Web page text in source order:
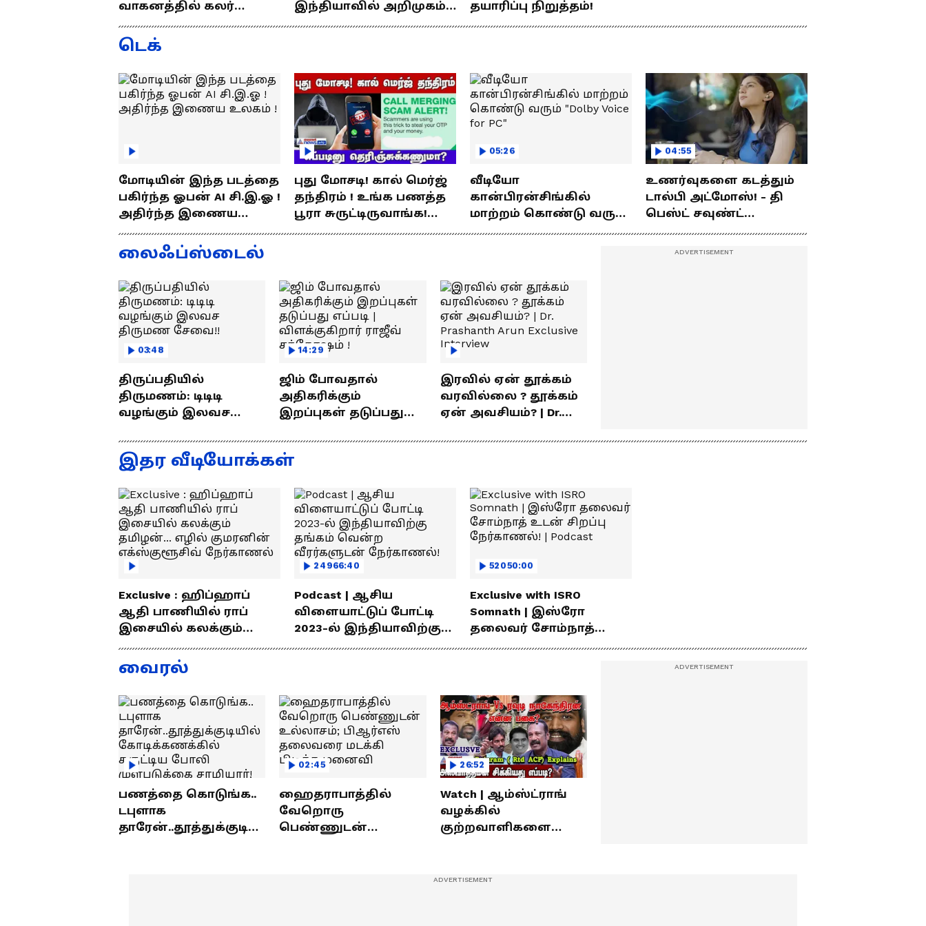
பல்லாயிரக்கணக்கான பக்தர்கள் நேற்று இரவு முதலே சமய புரத்தில் குவிந்த
வண்ணம் உள்ளனர். விழாவிற்கான ஏற்பாடுகளை சமயபுரம் மாரியம்மன் கோவில்
இணை ஆணையர் கல்யாணி தலைமையில் கோவில் பணியாளர்கள் மற்றும்
கண்காணிப்பாளர் வருண் குமார் தலைமையில் சுமார் 1000க்கும் மேற்பட்ட போலீசார்
பாதுகாப்பு பணியில் ஈடுப்பட்டனர்.
வாகனத்தில் கலர்
ஸ்டிக்கர் இல்லேனா
ரூ.5000 அபராதம் !
இந்தியாவில் அறிமுகம்!
ஒரே சார்ஜில் 307கி.மீ
தயாரிப்பு நிறுத்தம்!
டெக்
மோடியின் இந்த படத்தை
பகிர்ந்த ஓபன் AI சி.இ.ஓ !
அதிர்ந்த இணைய
உலகம் !
புது மோசடி! கால் மெர்ஜ்
தந்திரம் ! உங்க பணத்த
பூரா சுருட்டிருவாங்க!
எப்படினு
05:26
வீடியோ
கான்பிரன்சிங்கில்
மாற்றம் கொண்டு வரும்
"Dolby Voice for PC"
04:55
உணர்வுகளை கடத்தும்
டால்பி அட்மோஸ்! - தி
பெஸ்ட் சவுண்ட்
எக்ஸ்பீரியன்ஸ்
லைஃப்ஸ்டைல்
03:48
திருப்பதியில்
திருமணம்: டிடிடி
வழங்கும் இலவச
14:29
ஜிம் போவதால்
அதிகரிக்கும்
இறப்புகள் தடுப்பது
ராஜீவ் சந்தோஷம் !
இரவில் ஏன் தூக்கம்
வரவில்லை ? தூக்கம்
ஏன் அவசியம்? | Dr.
Interview
இதர வீடியோக்கள்
Exclusive : ஹிப்ஹாப்
ஆதி பாணியில் ராப்
இசையில் கலக்கும்
தமிழன்... எழில்
குமரனின்
எக்ஸ்குளூசிவ்
நேர்காணல்
24966:40
Podcast | ஆசிய
விளையாட்டுப் போட்டி
2023-ல் இந்தியாவிற்கு
தங்கம் வென்ற
52050:00
Exclusive with ISRO
Somnath | இஸ்ரோ
தலைவர் சோம்நாத்
உடன் சிறப்பு
வைரல்
பணத்தை கொடுங்க..
டபுளாக
தாரேன்..தூத்துக்குடியி
02:45
ஹைதராபாத்தில்
வேறொரு
பெண்ணுடன்
26:52
Watch | ஆம்ஸ்ட்ராங்
வழக்கில்
குற்றவாளிகளை
Rtd ACP Interview